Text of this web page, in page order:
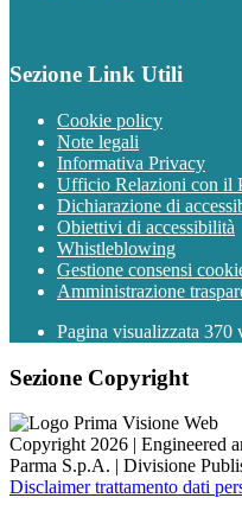
Sezione Link Utili
Cookie policy
Note legali
Informativa Privacy
Ufficio Relazioni con il
Dichiarazione di
Obiettivi di accessibilità
Whistleblowing
Gestione consensi
Amministrazione
Pagina visualizzata 370
Sezione Copyright
Copyright 2026 | Engineered
Parma S.p.A. | Divisione
Disclaimer trattamento dati